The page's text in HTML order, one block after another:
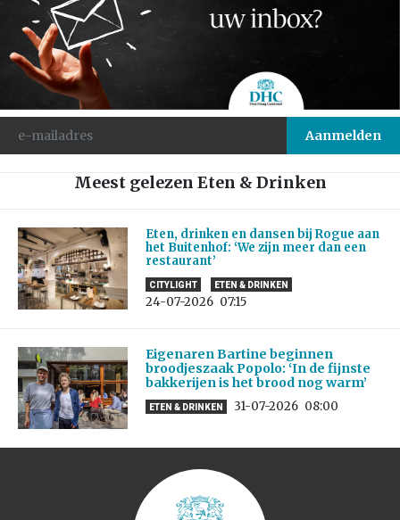
Meest gelezen Eten & Drinken
Eten, drinken en dansen bij Rogue aan
het Buitenhof: ‘We zijn meer dan een
restaurant’
CITYLIGHT ETEN & DRINKEN
24-07-2026 07:15
Eigenaren Bartine beginnen
broodjeszaak Popolo: ‘In de fijnste
bakkerijen is het brood nog warm’
ETEN & DRINKEN 31-07-2026 08:00